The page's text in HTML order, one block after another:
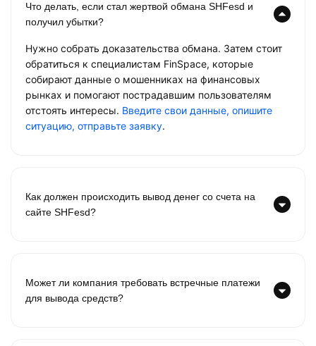
Что делать, если стал жертвой обмана SHFesd и
получил убытки?
Нужно собрать доказательства обмана. Затем стоит
обратиться к специалистам FinSpace, которые
собирают данные о мошенниках на финансовых
рынках и помогают пострадавшим пользователям
отстоять интересы. Введите свои данные, опишите
ситуацию, отправьте заявку.
Как должен происходить вывод денег со счета на
сайте SHFesd?
Может ли компания требовать встречные платежи
для вывода средств?